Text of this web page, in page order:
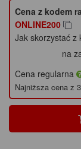
Cena z kodem
ONLINE200
Jak skorzystać z
na
Cena regularna
Najniższa cena z